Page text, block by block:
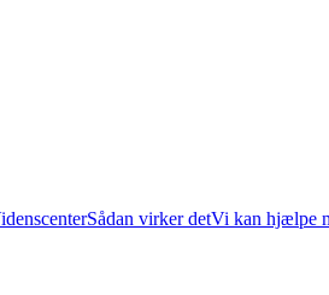
Sådan virker detVi kan hjælpe